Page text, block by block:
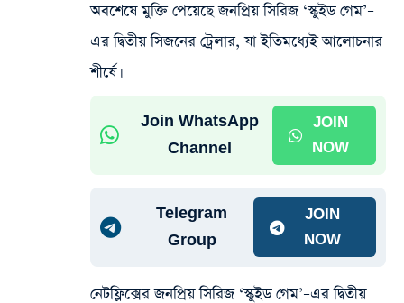
অবশেষে মুক্তি পেয়েছে জনপ্রিয় সিরিজ ‘স্কুইড গেম’–
এর দ্বিতীয় সিজনের ট্রেলার, যা ইতিমধ্যেই আলোচনার
শীর্ষে।
Join WhatsApp
Channel
JOIN
NOW
Telegram
Group
JOIN
NOW
নেটফ্লিক্সের জনপ্রিয় সিরিজ ‘স্কুইড গেম’–এর দ্বিতীয়